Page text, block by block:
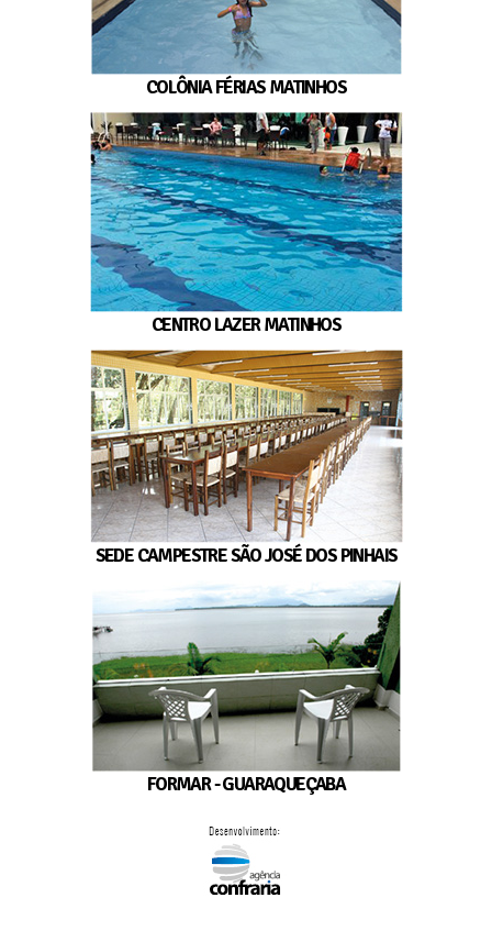
COLÔNIA FÉRIAS MATINHOS
CENTRO LAZER MATINHOS
SEDE CAMPESTRE SÃO JOSÉ DOS PINHAIS
FORMAR - GUARAQUEÇABA